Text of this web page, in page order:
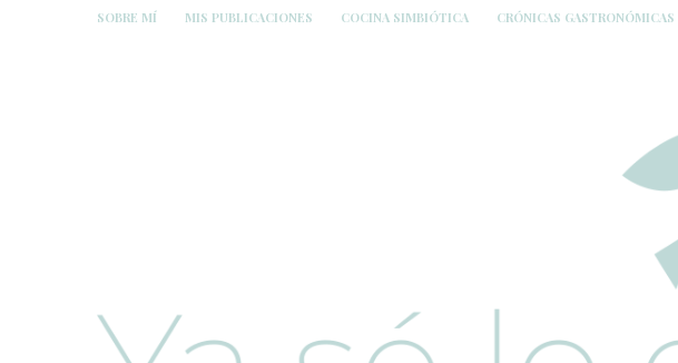
SOBRE MÍ MIS PUBLICACIONES COCINA SIMBIÓTICA CRÓNICAS GASTRONÓMICAS